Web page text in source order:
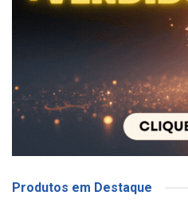
Produtos em Destaque